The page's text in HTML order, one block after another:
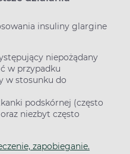
insuliny glargine
niepożądany
w przypadku
w stosunku do
podskórnej (często
niezbyt często
zapobieganie.